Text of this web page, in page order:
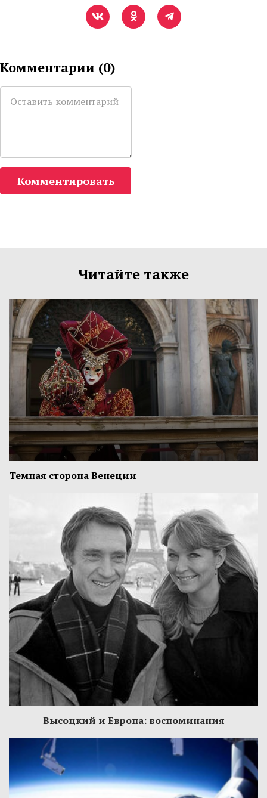
Комментарии (0)
Комментировать
Читайте также
Темная сторона Венеции
Высоцкий и Европа: воспоминания